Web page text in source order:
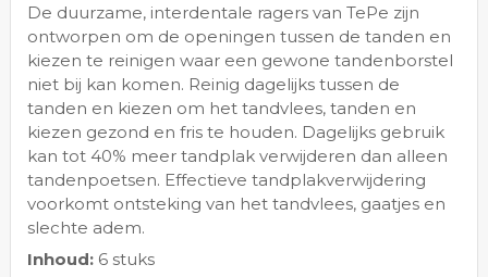
De duurzame, interdentale ragers van TePe zijn
ontworpen om de openingen tussen de tanden en
kiezen te reinigen waar een gewone tandenborstel
niet bij kan komen. Reinig dagelijks tussen de
tanden en kiezen om het tandvlees, tanden en
kiezen gezond en fris te houden. Dagelijks gebruik
kan tot 40% meer tandplak verwijderen dan alleen
tandenpoetsen. Effectieve tandplakverwijdering
voorkomt ontsteking van het tandvlees, gaatjes en
slechte adem.
Inhoud:6 stuks